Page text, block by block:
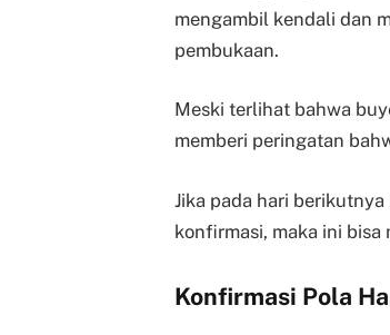
mengambil kendali dan
pembukaan.
Meski terlihat bahwa
memberi peringatan
Jika pada hari
konfirmasi, maka ini
Konfirmasi Pola